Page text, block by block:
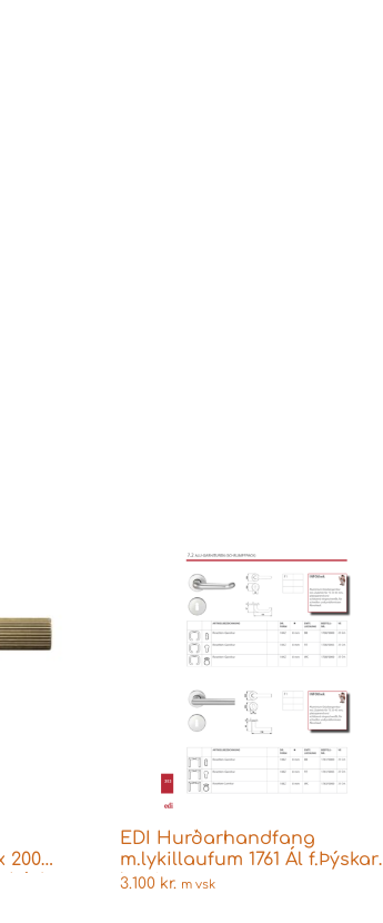
200
EDI Hurðarhandfang
m.lykillaufum 1761 Ál f.Þýskar
læsingar
3.100 kr. m vsk